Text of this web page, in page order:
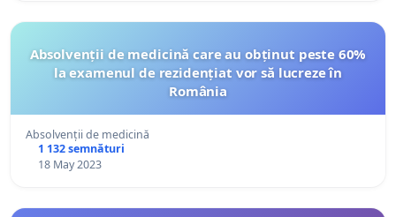
Absolvenții de medicină care au obținut peste 60%
la examenul de rezidențiat vor să lucreze în
România
Absolvenții de medicină
1 132 semnături
18 May 2023